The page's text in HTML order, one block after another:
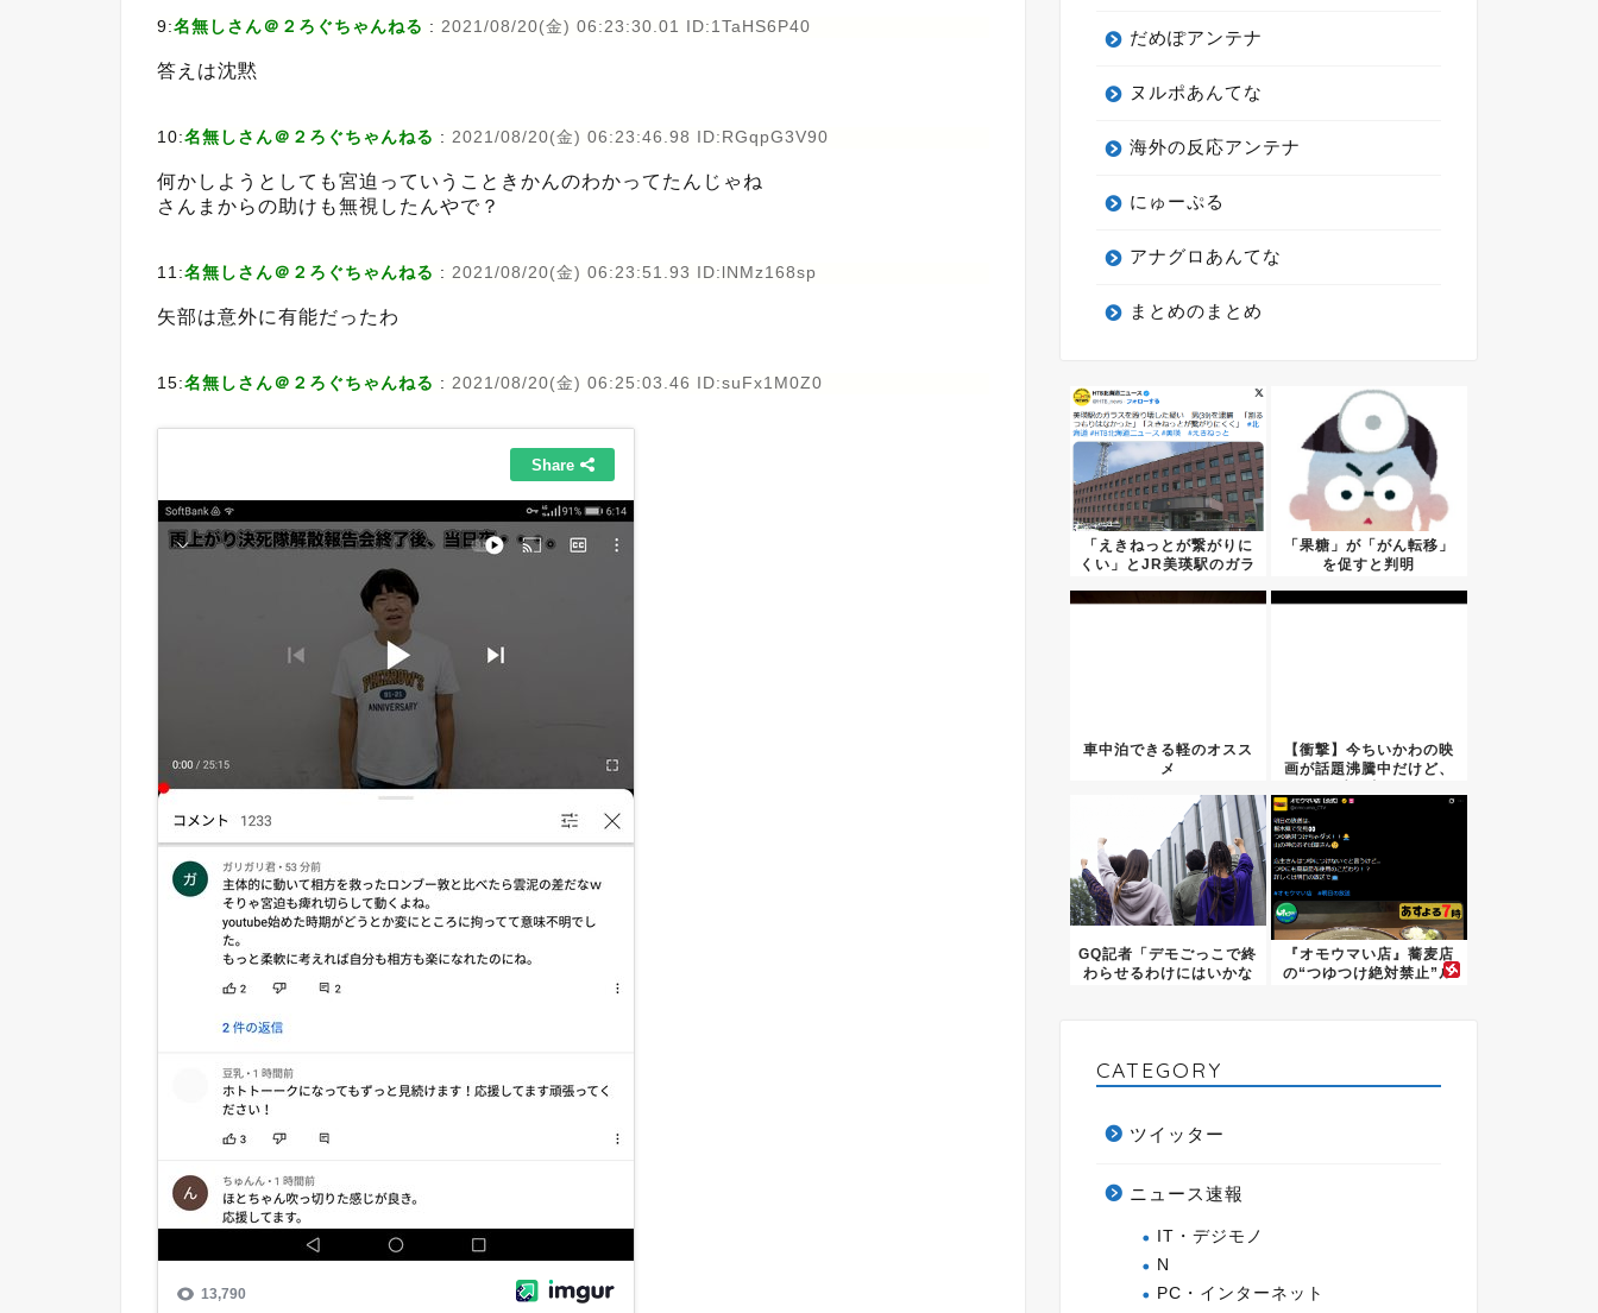
9:名無しさん＠２ろぐちゃんねる : 2021/08/20(金) 06:23:30.01 ID:1TaHS6P40
答えは沈黙
10:名無しさん＠２ろぐちゃんねる : 2021/08/20(金) 06:23:46.98 ID:RGqpG3V90
何かしようとしても宮迫っていうこときかんのわかってたんじゃね
さんまからの助けも無視したんやで？
11:名無しさん＠２ろぐちゃんねる : 2021/08/20(金) 06:23:51.93 ID:lNMz168sp
矢部は意外に有能だったわ
15:名無しさん＠２ろぐちゃんねる : 2021/08/20(金) 06:25:03.46 ID:suFx1M0Z0
だめぽアンテナ
ヌルポあんてな
海外の反応アンテナ
にゅーぷる
アナグロあんてな
まとめのまとめ
「えきねっとが繋がりに
くい」とJR美瑛駅のガラ
「果糖」が「がん転移」
を促すと判明
車中泊できる軽のオスス
メ
【衝撃】今ちいかわの映
画が話題沸騰中だけど、
GQ記者「デモごっこで終
わらせるわけにはいかな
『オモウマい店』蕎麦店
の“つゆつけ絶対禁止”ル
CATEGORY
ツイッター
ニュース速報
IT・デジモノ
N
PC・インターネット